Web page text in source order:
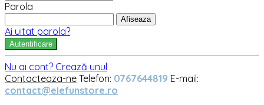
Parola
Afiseaza
Ai uitat parola?
Autentificare
Nu ai cont? Crează unul
Contacteaza-ne Telefon: 0767644819 E-mail:
contact@elefunstore.ro